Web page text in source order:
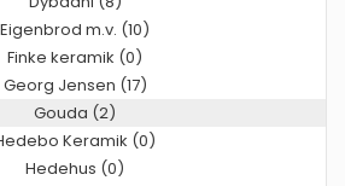
Eigenbrod m.v. (10)
Finke keramik (0)
Georg Jensen (17)
Gouda (2)
Keramik (0)
Hedehus (0)